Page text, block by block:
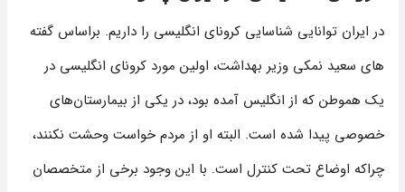
در ایران توانایی شناسایی کرونای انگلیسی را داریم. براساس گفته
های سعید نمکی وزیر بهداشت، اولین مورد کرونای انگلیسی در
یک هموطن که از انگلیس آمده بود، در یکی از بیمارستان‌های
خصوصی پیدا شده است. البته او از مردم خواست وحشت نکنند،
چراکه اوضاع تحت کنترل است. با این وجود برخی از متخصصان